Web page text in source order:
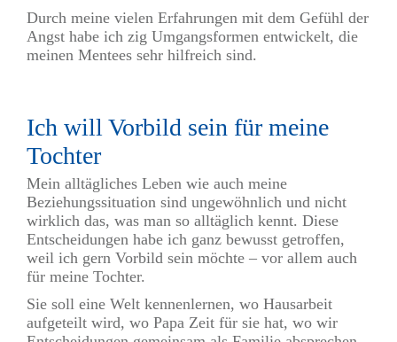
Durch meine vielen Erfahrungen mit dem Gefühl der
Angst habe ich zig Umgangsformen entwickelt, die
meinen Mentees sehr hilfreich sind.
Ich will Vorbild sein für meine
Tochter
Mein alltägliches Leben wie auch meine
Beziehungssituation sind ungewöhnlich und nicht
wirklich das, was man so alltäglich kennt. Diese
Entscheidungen habe ich ganz bewusst getroffen,
weil ich gern Vorbild sein möchte – vor allem auch
für meine Tochter.
Sie soll eine Welt kennenlernen, wo Hausarbeit
aufgeteilt wird, wo Papa Zeit für sie hat, wo wir